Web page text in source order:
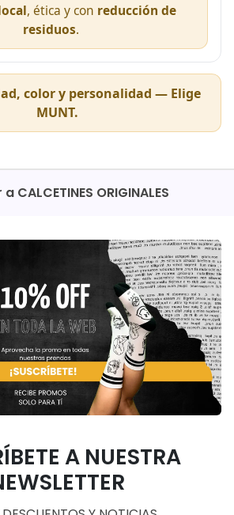
, ética y con reducción de
residuos.
color y personalidad — Elige
MUNT.
CALCETINES ORIGINALES
A NUESTRA